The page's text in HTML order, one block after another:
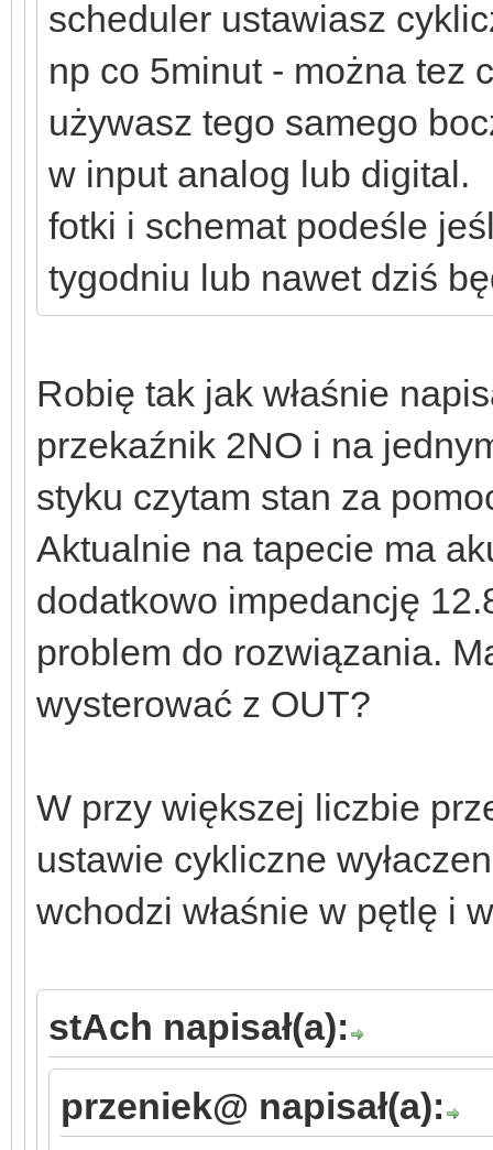
scheduler ustawiasz
np co 5minut - można tez
używasz tego samego
w input analog lub digital.
fotki i schemat podeśle
tygodniu lub nawet dziś
Robię tak jak właśnie
przekaźnik 2NO i na
styku czytam stan za
Aktualnie na tapecie ma
dodatkowo impedancję
problem do rozwiązania.
wysterować z OUT?
W przy większej liczbie
ustawie cykliczne
wchodzi właśnie w pętlę i
stAch napisał(a):
przeniek@ napisał(a):